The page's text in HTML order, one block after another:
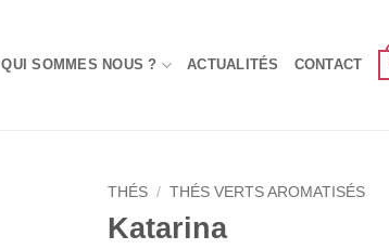
QUI SOMMES NOUS ? ACTUALITÉS CONTACT
THÉS / THÉS VERTS AROMATISÉS
Katarina